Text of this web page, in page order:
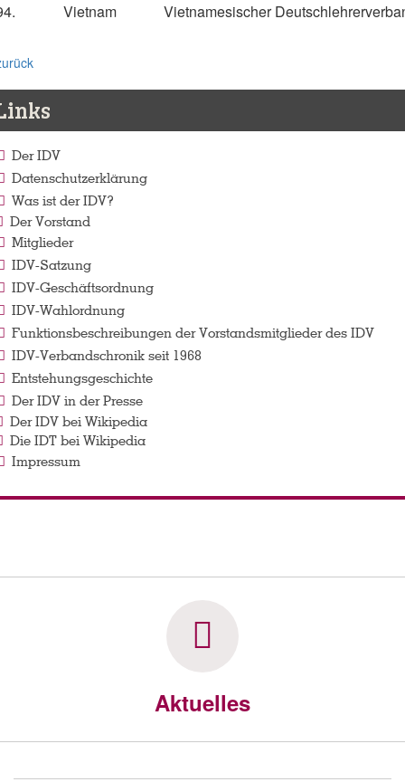
Vietnam Vietnamesischer
Der IDV
Datenschutzerklärung
Was ist der IDV?
Der Vorstand
Mitglieder
IDV-Satzung
IDV-Geschäftsordnung
IDV-Wahlordnung
Funktionsbeschreibungen der Vorstandsmitglieder des IDV
IDV-Verbandschronik seit 1968
Entstehungsgeschichte
Der IDV in der Presse
Der IDV bei Wikipedia
Die IDT bei Wikipedia
Impressum
Aktuelles